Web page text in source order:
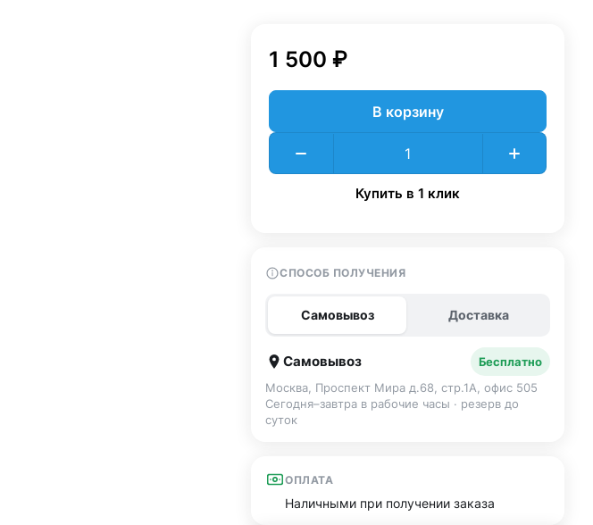
1 500 ₽
В корзину
Купить в 1 клик
СПОСОБ ПОЛУЧЕНИЯ
Самовывоз Доставка
Самовывоз
Бесплатно
Москва, Проспект Мира д.68, стр.1А, офис 505
Сегодня–завтра в рабочие часы · резерв до
суток
ОПЛАТА
Наличными при получении заказа